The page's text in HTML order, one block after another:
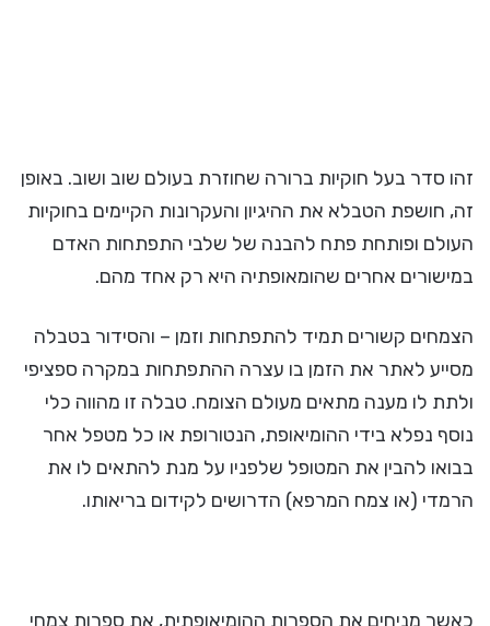
זהו סדר בעל חוקיות ברורה שחוזרת בעולם שוב ושוב. באופן
זה, חושפת הטבלא את ההיגיון והעקרונות הקיימים בחוקיות
העולם ופותחת פתח להבנה של שלבי התפתחות האדם
במישורים אחרים שהומאופתיה היא רק אחד מהם.
הצמחים קשורים תמיד להתפתחות וזמן – והסידור בטבלה
מסייע לאתר את הזמן בו עצרה ההתפתחות במקרה ספציפי
ולתת לו מענה מתאים מעולם הצומח. טבלה זו מהווה כלי
נוסף נפלא בידי ההומיאופת, הנטורופת או כל מטפל אחר
בבואו להבין את המטופל שלפניו על מנת להתאים לו את
הרמדי (או צמח המרפא) הדרושים לקידום בריאותו.
כאשר מניחים את הספרות ההומיאופתית, את ספרות צמחי